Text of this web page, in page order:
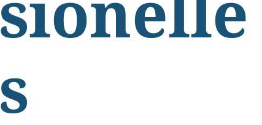
sionelle
s